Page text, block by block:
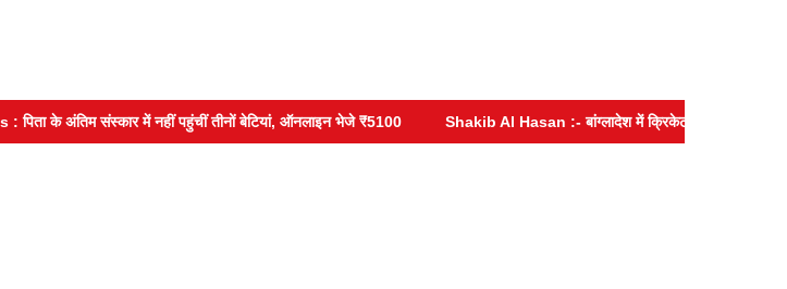
के अंतिम संस्कार में नहीं पहुंचीं तीनों बेटियां, ऑनलाइन भेजे ₹5100 Shakib Al Hasan :- बांग्लादेश में क्रिकेटर शाकिब अल-हसन के घर